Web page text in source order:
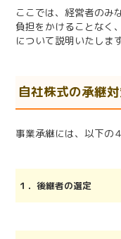
ここでは、経営者のみ
負担をかけることなく
について説明いたします
自社株式の承継
事業承継には、以下の
１．後継者の選定